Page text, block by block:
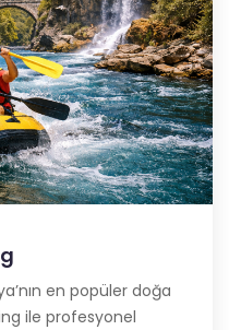
en popüler doğa
ile profesyonel